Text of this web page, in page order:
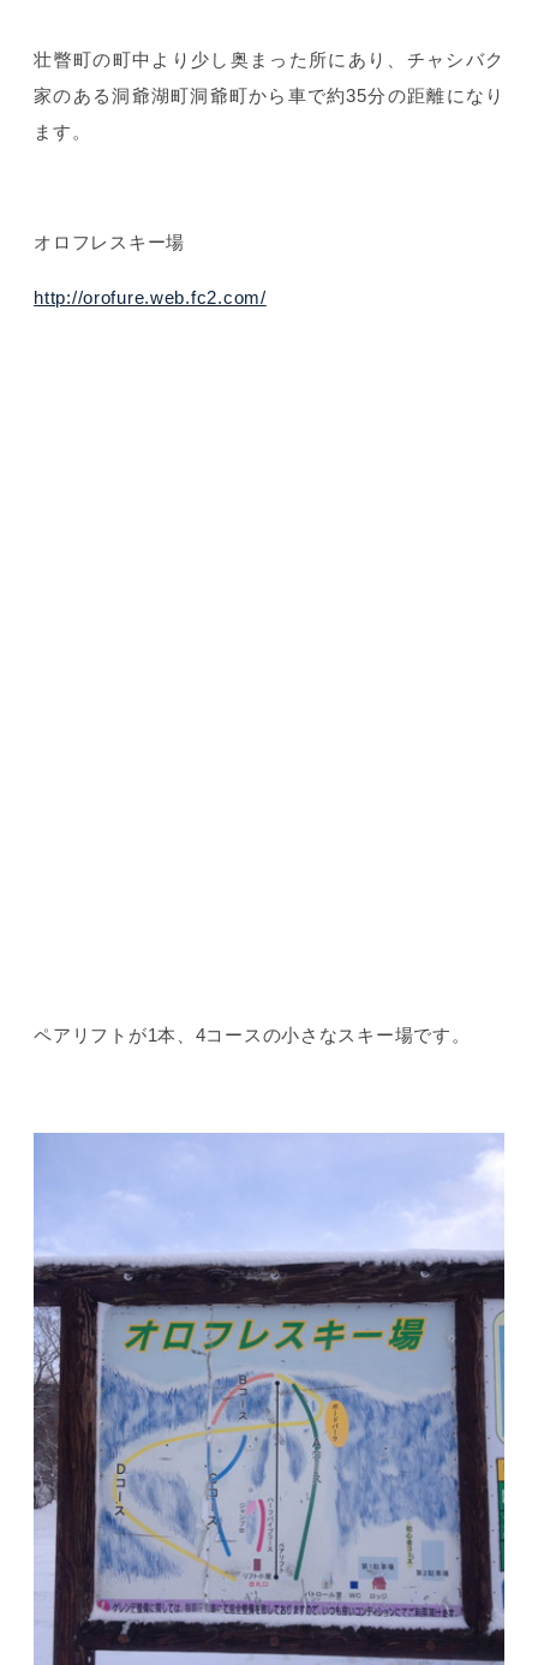
壮瞥町の町中より少し奥まった所にあり、チャシバク
家のある洞爺湖町洞爺町から車で約35分の距離になり
ます。
オロフレスキー場
http://orofure.web.fc2.com/
ペアリフトが1本、4コースの小さなスキー場です。